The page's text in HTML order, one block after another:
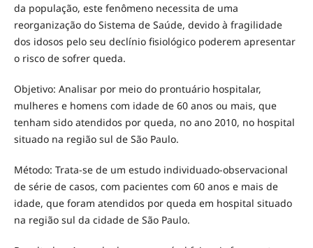
da população, este fenômeno necessita de uma
reorganização do Sistema de Saúde, devido à fragilidade
dos idosos pelo seu declínio fisiológico poderem apresentar
o risco de sofrer queda.
Objetivo: Analisar por meio do prontuário hospitalar,
mulheres e homens com idade de 60 anos ou mais, que
tenham sido atendidos por queda, no ano 2010, no hospital
situado na região sul de São Paulo.
Método: Trata-se de um estudo individuado-observacional
de série de casos, com pacientes com 60 anos e mais de
idade, que foram atendidos por queda em hospital situado
na região sul da cidade de São Paulo.